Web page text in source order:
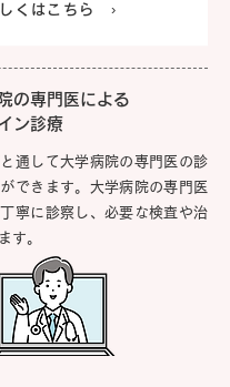
くはこちら ›
の専門医による
ン診療
通して大学病院の専門医の診
できます。大学病院の専門医
寧に診察し、必要な検査や治
す。